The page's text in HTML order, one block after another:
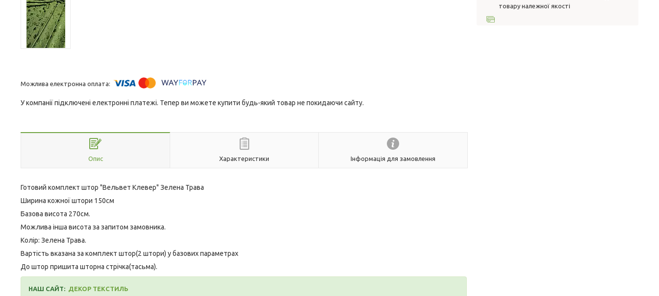
У компанії підключені електронні платежі. Тепер ви можете купити будь-який товар не покидаючи сайту.
Опис Характеристики Інформація для замовлення
Готовий комплект штор "Вельвет Клевер" Зелена Трава
Ширина кожної штори 150см
Базова висота 270см.
Можлива інша висота за запитом замовника.
Колір: Зелена Трава.
Вартість вказана за комплект штор(2 штори) у базових параметрах
До штор пришита шторна стрічка(тасьма).
НАШ САЙТ: ДЕКОР ТЕКСТИЛЬ
товару належної якості